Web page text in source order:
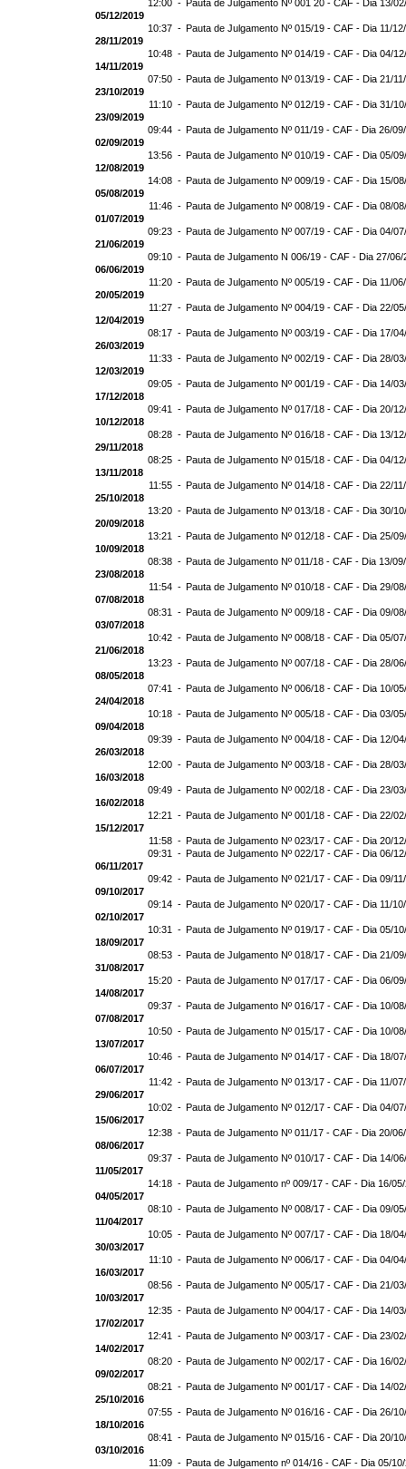
12:00 - Pauta de Julgamento Nº 001 20 - CAF - Dia 13/
05/12/2019
10:37 - Pauta de Julgamento Nº 015/19 - CAF - Dia 11/
28/11/2019
10:48 - Pauta de Julgamento Nº 014/19 - CAF - Dia 04/
14/11/2019
07:50 - Pauta de Julgamento Nº 013/19 - CAF - Dia 21/
23/10/2019
11:10 - Pauta de Julgamento Nº 012/19 - CAF - Dia 31/
23/09/2019
09:44 - Pauta de Julgamento Nº 011/19 - CAF - Dia 26/
02/09/2019
13:56 - Pauta de Julgamento Nº 010/19 - CAF - Dia 05/
12/08/2019
14:08 - Pauta de Julgamento Nº 009/19 - CAF - Dia 15/
05/08/2019
11:46 - Pauta de Julgamento Nº 008/19 - CAF - Dia 08/
01/07/2019
09:23 - Pauta de Julgamento Nº 007/19 - CAF - Dia 04/
21/06/2019
09:10 - Pauta de Julgamento N 006/19 - CAF - Dia 27/06/
06/06/2019
11:20 - Pauta de Julgamento Nº 005/19 - CAF - Dia 11/
20/05/2019
11:27 - Pauta de Julgamento Nº 004/19 - CAF - Dia 22/
12/04/2019
08:17 - Pauta de Julgamento Nº 003/19 - CAF - Dia 17/
26/03/2019
11:33 - Pauta de Julgamento Nº 002/19 - CAF - Dia 28/
12/03/2019
09:05 - Pauta de Julgamento Nº 001/19 - CAF - Dia 14/
17/12/2018
09:41 - Pauta de Julgamento Nº 017/18 - CAF - Dia 20/
10/12/2018
08:28 - Pauta de Julgamento Nº 016/18 - CAF - Dia 13/
29/11/2018
08:25 - Pauta de Julgamento Nº 015/18 - CAF - Dia 04/
13/11/2018
11:55 - Pauta de Julgamento Nº 014/18 - CAF - Dia 22/
25/10/2018
13:20 - Pauta de Julgamento Nº 013/18 - CAF - Dia 30/
20/09/2018
13:21 - Pauta de Julgamento Nº 012/18 - CAF - Dia 25/
10/09/2018
08:38 - Pauta de Julgamento Nº 011/18 - CAF - Dia 13/
23/08/2018
11:54 - Pauta de Julgamento Nº 010/18 - CAF - Dia 29/
07/08/2018
08:31 - Pauta de Julgamento Nº 009/18 - CAF - Dia 09/
03/07/2018
10:42 - Pauta de Julgamento Nº 008/18 - CAF - Dia 05/
21/06/2018
13:23 - Pauta de Julgamento Nº 007/18 - CAF - Dia 28/
08/05/2018
07:41 - Pauta de Julgamento Nº 006/18 - CAF - Dia 10/
24/04/2018
10:18 - Pauta de Julgamento Nº 005/18 - CAF - Dia 03/
09/04/2018
09:39 - Pauta de Julgamento Nº 004/18 - CAF - Dia 12/
26/03/2018
12:00 - Pauta de Julgamento Nº 003/18 - CAF - Dia 28/
16/03/2018
09:49 - Pauta de Julgamento Nº 002/18 - CAF - Dia 23/
16/02/2018
12:21 - Pauta de Julgamento Nº 001/18 - CAF - Dia 22/
15/12/2017
11:58 - Pauta de Julgamento Nº 023/17 - CAF - Dia 20/
09:31 - Pauta de Julgamento Nº 022/17 - CAF - Dia 06/
06/11/2017
09:42 - Pauta de Julgamento Nº 021/17 - CAF - Dia 09/
09/10/2017
09:14 - Pauta de Julgamento Nº 020/17 - CAF - Dia 11/
02/10/2017
10:31 - Pauta de Julgamento Nº 019/17 - CAF - Dia 05/
18/09/2017
08:53 - Pauta de Julgamento Nº 018/17 - CAF - Dia 21/
31/08/2017
15:20 - Pauta de Julgamento Nº 017/17 - CAF - Dia 06/
14/08/2017
09:37 - Pauta de Julgamento Nº 016/17 - CAF - Dia 10/
07/08/2017
10:50 - Pauta de Julgamento Nº 015/17 - CAF - Dia 10/
13/07/2017
10:46 - Pauta de Julgamento Nº 014/17 - CAF - Dia 18/
06/07/2017
11:42 - Pauta de Julgamento Nº 013/17 - CAF - Dia 11/
29/06/2017
10:02 - Pauta de Julgamento Nº 012/17 - CAF - Dia 04/
15/06/2017
12:38 - Pauta de Julgamento Nº 011/17 - CAF - Dia 20/
08/06/2017
09:37 - Pauta de Julgamento Nº 010/17 - CAF - Dia 14/
11/05/2017
14:18 - Pauta de Julgamento nº 009/17 - CAF - Dia 16/
04/05/2017
08:10 - Pauta de Julgamento Nº 008/17 - CAF - Dia 09/
11/04/2017
10:05 - Pauta de Julgamento Nº 007/17 - CAF - Dia 18/
30/03/2017
11:10 - Pauta de Julgamento Nº 006/17 - CAF - Dia 04/
16/03/2017
08:56 - Pauta de Julgamento Nº 005/17 - CAF - Dia 21/
10/03/2017
12:35 - Pauta de Julgamento Nº 004/17 - CAF - Dia 14/
17/02/2017
12:41 - Pauta de Julgamento Nº 003/17 - CAF - Dia 23/
14/02/2017
08:20 - Pauta de Julgamento Nº 002/17 - CAF - Dia 16/
09/02/2017
08:21 - Pauta de Julgamento Nº 001/17 - CAF - Dia 14/
25/10/2016
07:55 - Pauta de Julgamento Nº 016/16 - CAF - Dia 26/
18/10/2016
08:41 - Pauta de Julgamento Nº 015/16 - CAF - Dia 20/
03/10/2016
11:09 - Pauta de Julgamento nº 014/16 - CAF - Dia 05/